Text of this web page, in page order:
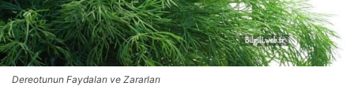
Dereotunun Faydaları ve Zararları